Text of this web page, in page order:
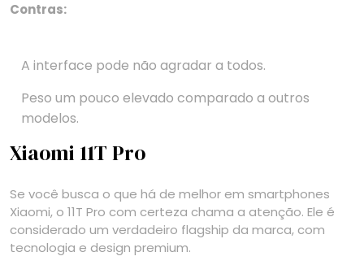
Contras:
A interface pode não agradar a todos.
Peso um pouco elevado comparado a outros
modelos.
Xiaomi 11T Pro
Se você busca o que há de melhor em smartphones
Xiaomi, o 11T Pro com certeza chama a atenção. Ele é
considerado um verdadeiro flagship da marca, com
tecnologia e design premium.